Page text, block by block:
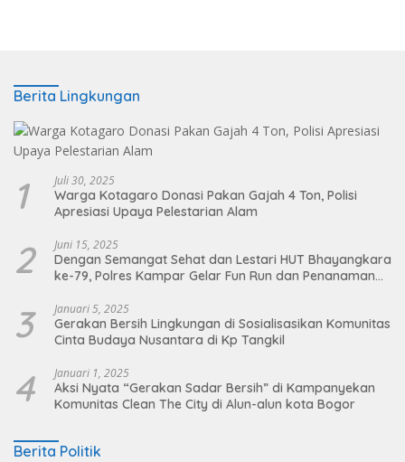
Berita Lingkungan
1 Juli 30, 2025
Warga Kotagaro Donasi Pakan Gajah 4 Ton, Polisi
Apresiasi Upaya Pelestarian Alam
2 Juni 15, 2025
Dengan Semangat Sehat dan Lestari HUT Bhayangkara
ke-79, Polres Kampar Gelar Fun Run dan Penanaman
3 Januari 5, 2025
Gerakan Bersih Lingkungan di Sosialisasikan Komunitas
Cinta Budaya Nusantara di Kp Tangkil
4 Januari 1, 2025
Aksi Nyata “Gerakan Sadar Bersih” di Kampanyekan
Komunitas Clean The City di Alun-alun kota Bogor
Berita Politik